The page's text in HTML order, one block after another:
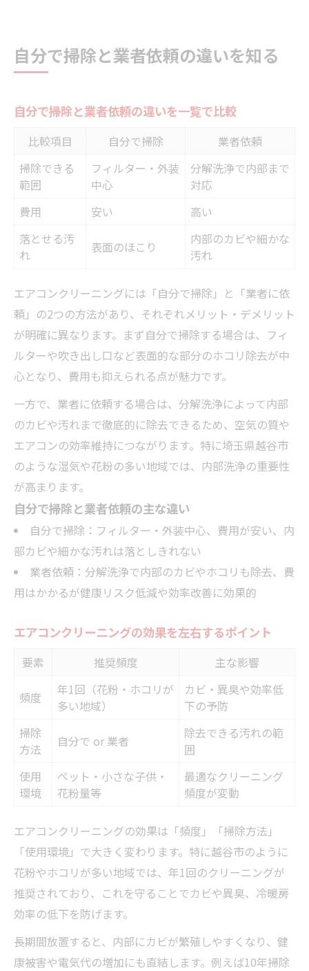
自分で掃除と業者依頼の違いを知る
自分で掃除と業者依頼の違いを一覧で比較
比較項目 自分で掃除
業者依頼
掃除できる
範囲
フィルター・外装
中心
分解洗浄で内部まで
対応
費用
安い
高い
落とせる汚
れ
表面のほこり
内部のカビや細かな
汚れ
エアコンクリーニングには「自分で掃除」と「業者に依
頼」の2つの方法があり、それぞれメリット・デメリット
が明確に異なります。まず自分で掃除する場合は、フィ
ルターや吹き出し口など表面的な部分のホコリ除去が中
心となり、費用も抑えられる点が魅力です。
一方で、業者に依頼する場合は、分解洗浄によって内部
のカビや汚れまで徹底的に除去できるため、空気の質や
エアコンの効率維持につながります。特に埼玉県越谷市
のような湿気や花粉の多い地域では、内部洗浄の重要性
が高まります。
自分で掃除と業者依頼の主な違い
自分で掃除：フィルター・外装中心、費用が安い、内
部カビや細かな汚れは落としきれない
業者依頼：分解洗浄で内部のカビやホコリも除去、費
用はかかるが健康リスク低減や効率改善に効果的
エアコンクリーニングの効果を左右するポイント
要素 推奨頻度 主な影響
頻度
年1回（花粉・ホコリが
多い地域）
カビ・異臭や効率低
下の予防
掃除
方法
自分で or 業者
除去できる汚れの範
囲
使用
環境
ペット・小さな子供・
花粉量等
最適なクリーニング
頻度が変動
エアコンクリーニングの効果は「頻度」「掃除方法」
「使用環境」で大きく変わります。特に越谷市のように
花粉やホコリが多い地域では、年1回のクリーニングが
推奨されており、これを守ることでカビや異臭、冷暖房
効率の低下を防げます。
長期間放置すると、内部にカビが繁殖しやすくなり、健
康被害や電気代の増加にも直結します。例えば10年掃除